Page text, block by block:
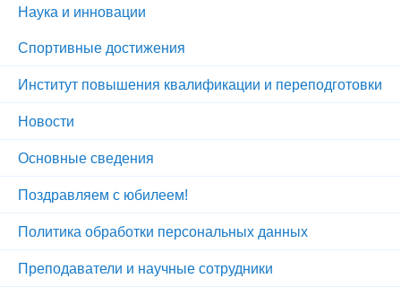
Наука и инновации
Спортивные достижения
Институт повышения квалификации и переподготовки
Новости
Основные сведения
Поздравляем с юбилеем!
Политика обработки персональных данных
Преподаватели и научные сотрудники